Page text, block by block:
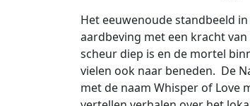
Het eeuwenoude standbeeld
aardbeving met een kracht
scheur diep is en de mortel
vielen ook naar beneden. De
met de naam Whisper of